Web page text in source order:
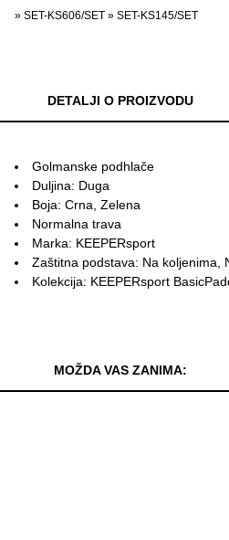
» SET-KS606/SET » SET-KS145/SET
DETALJI O PROIZVODU
Golmanske podhlače
Duljina: Duga
Boja: Crna, Zelena
Normalna trava
Marka: KEEPERsport
Zaštitna podstava: Na koljenima,
Kolekcija: KEEPERsport
MOŽDA VAS ZANIMA: